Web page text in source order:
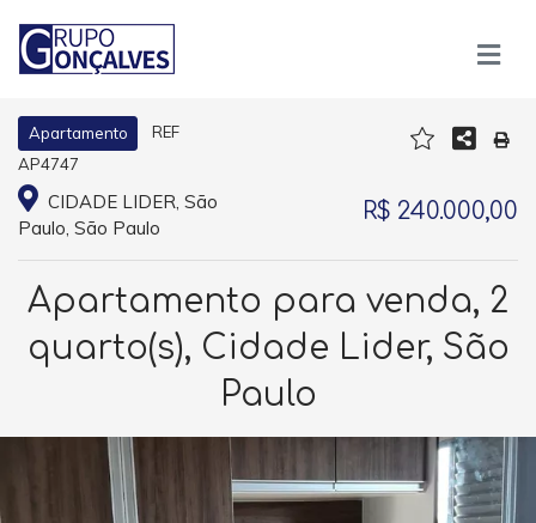
Apartamento
REF
AP4747
CIDADE LIDER, São
Paulo, São Paulo
R$ 240.000,00
Apartamento para venda, 2
quarto(s), Cidade Lider, São
Paulo